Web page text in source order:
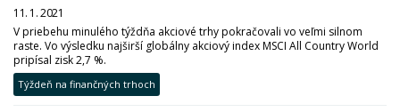
11. 1. 2021
V priebehu minulého týždňa akciové trhy pokračovali vo veľmi silnom
raste. Vo výsledku najširší globálny akciový index MSCI All Country World
pripísal zisk 2,7 %.
Týždeň na finančných trhoch